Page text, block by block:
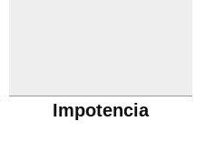
Impotencia